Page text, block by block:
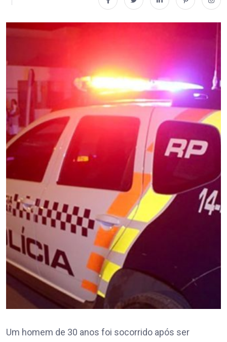
Um homem de 30 anos foi socorrido após ser